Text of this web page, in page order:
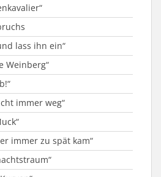
lass ihn ein“
Weinberg“
immer weg“
immer zu spät kam“